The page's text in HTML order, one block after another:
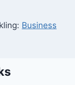
Business